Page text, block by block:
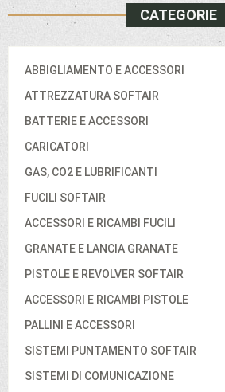
CATEGORIE
ABBIGLIAMENTO E ACCESSORI
ATTREZZATURA SOFTAIR
BATTERIE E ACCESSORI
CARICATORI
GAS, CO2 E LUBRIFICANTI
FUCILI SOFTAIR
ACCESSORI E RICAMBI FUCILI
GRANATE E LANCIA GRANATE
PISTOLE E REVOLVER SOFTAIR
ACCESSORI E RICAMBI PISTOLE
PALLINI E ACCESSORI
SISTEMI PUNTAMENTO SOFTAIR
SISTEMI DI COMUNICAZIONE